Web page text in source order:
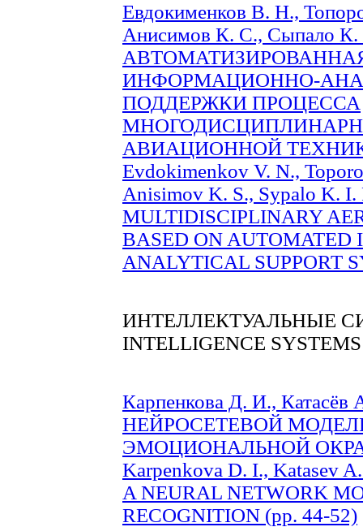
Евдокименков В. Н.,
Анисимов К. С., Сыпало
ИНФОРМАЦИОННО-
ПОДДЕРЖКИ ПРОЦЕССА
АВИАЦИОННОЙ
Evdokimenkov V. N.,
Anisimov K. S., Sypalo K. I.
MULTIDISCIPLINARY
BASED ON AUTOMATED
ANALYTICAL SUPPORT
ИНТЕЛЛЕКТУАЛЬНЫЕ
INTELLIGENCE SYSTEMS
Карпенкова Д. И.,
НЕЙРОСЕТЕВОЙ
ЭМОЦИОНАЛЬНОЙ
Karpenkova D. I., Katasev
A NEURAL NETWORK
RECOGNITION (рр. 44-52)